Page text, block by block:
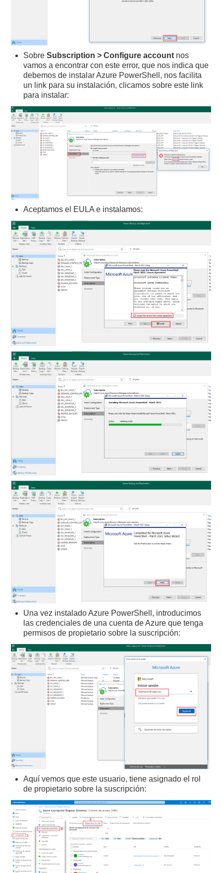
SobreSubscription > Configure account nos
vamos a encontrar con este error, que nos indica que
debemos de instalar Azure PowerShell, nos facilita
un link para su instalación, clicamos sobre este link
para instalar:
Aceptamos el EULA e instalamos:
Una vez instalado Azure PowerShell, introducimos
las credenciales de una cuenta de Azure que tenga
permisos de propietario sobre la suscripción:
Aquí vemos que este usuario, tiene asignado el rol
de propietario sobre la suscripción: